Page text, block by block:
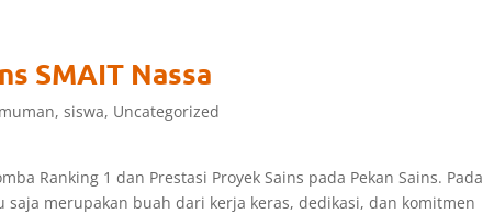
SMAIT Nassa
, siswa, Uncategorized
Ranking 1 dan Prestasi Proyek Sains pada Pekan Sains. Pada
merupakan buah dari kerja keras, dedikasi, dan komitmen